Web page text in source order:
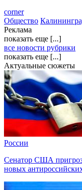
corner
Общество
Реклама
показать еще [...]
все новости рубрики
показать еще [...]
Актуальные сюжеты
России
Сенатор США
новых